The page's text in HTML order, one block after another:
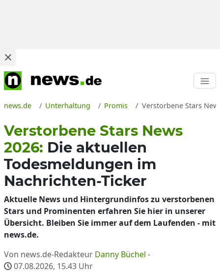
news.de Unterhaltung Promis Verstorbene Stars
Verstorbene Stars News
2026: Die aktuellen
Todesmeldungen im
Nachrichten-Ticker
Aktuelle News und Hintergrundinfos zu verstorbenen
Stars und Prominenten erfahren Sie hier in unserer
Übersicht. Bleiben Sie immer auf dem Laufenden - mit
news.de.
Von news.de-Redakteur Danny Büchel -
07.08.2026, 15.43 Uhr